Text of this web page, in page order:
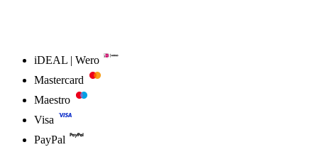
iDEAL | Wero
Mastercard
Maestro
Visa
PayPal